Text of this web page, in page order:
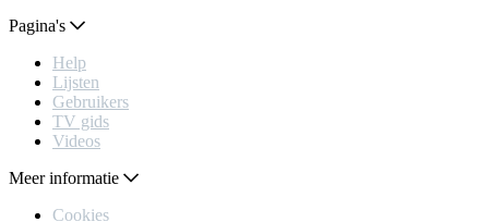
Pagina's
Help
Lijsten
Gebruikers
TV gids
Videos
Meer informatie
Cookies